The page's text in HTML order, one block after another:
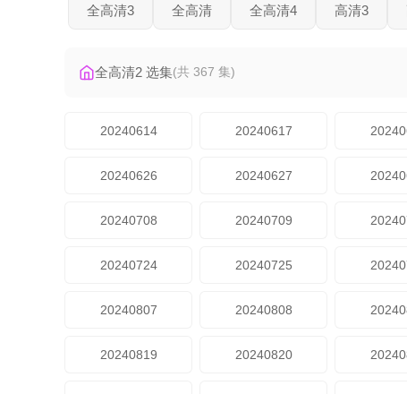
全高清3 全高清 全高清4 高清3
全高清2 选集(共 367 集)
20240614 20240617
20240626 20240627
20240708 20240709
20240724 20240725
20240807 20240808
20240819 20240820